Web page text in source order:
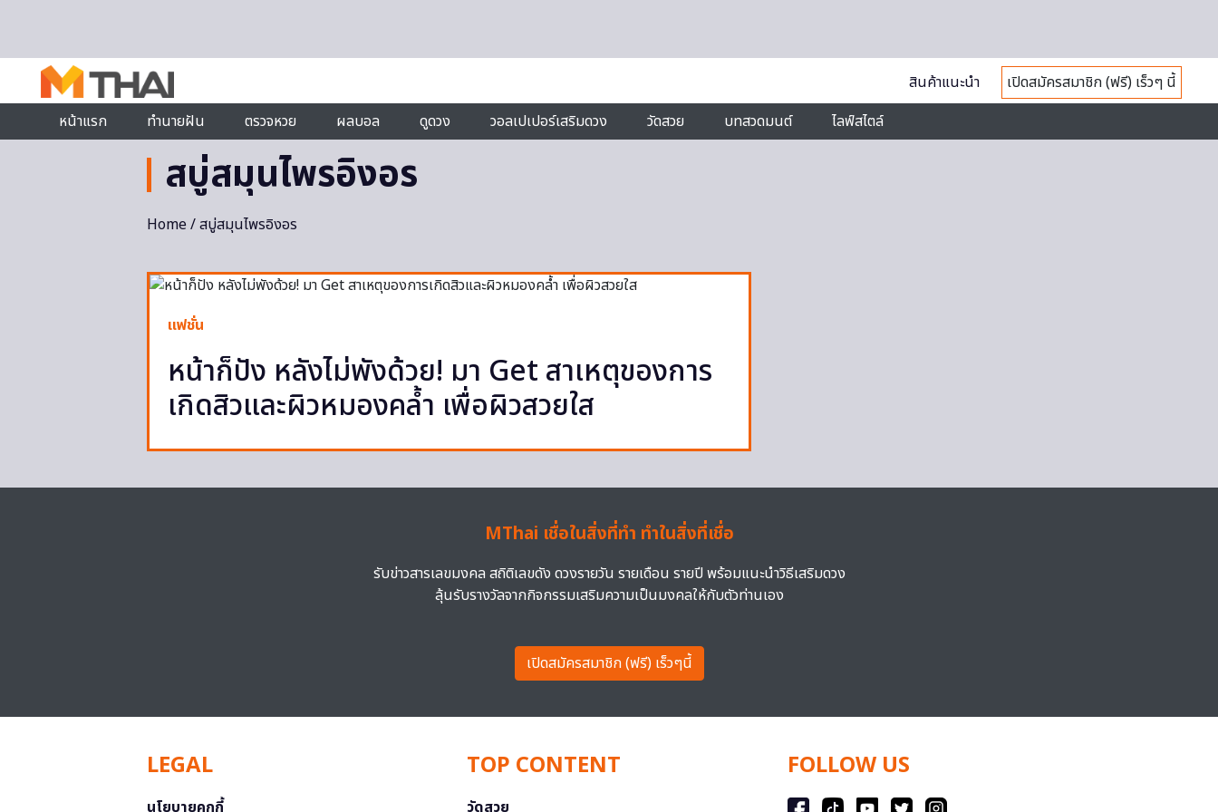
สินค้าแนะนำ
เปิดสมัครสมาชิก (ฟรี) เร็วๆ นี้
หน้าแรก
ทำนายฝัน ตรวจหวย ผลบอล ดูดวง วอลเปเปอร์เสริมดวง วัดสวย บทสวดมนต์ ไลฟ์สไตล์
สบู่สมุนไพรอิงอร
Home/ สบู่สมุนไพรอิงอร
แฟชั่น
หน้าก็ปัง หลังไม่พังด้วย! มา Get สาเหตุของการ
เกิดสิวและผิวหมองคล้ำ เพื่อผิวสวยใส
MThai เชื่อในสิ่งที่ทำ ทำในสิ่งที่เชื่อ
รับข่าวสารเลขมงคล สถิติเลขดัง ดวงรายวัน รายเดือน รายปี พร้อมแนะนำวิธีเสริมดวง
ลุ้นรับรางวัลจากกิจกรรมเสริมความเป็นมงคลให้กับตัวท่านเอง
เปิดสมัครสมาชิก (ฟรี) เร็วๆนี้
LEGAL
นโยบายคุกกี้
TOP CONTENT
วัดสวย
FOLLOW US